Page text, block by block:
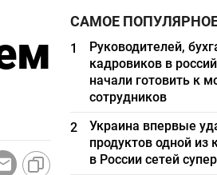
САМОЕ
1
Руководителей,
кадровиков в
начали готовить к
сотрудников
2
Украина впервые
продуктов одной из
в России сетей